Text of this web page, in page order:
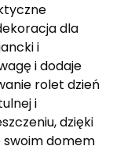
dla
i
i dodaje
rolet dzień
i
dzięki
swoim domem